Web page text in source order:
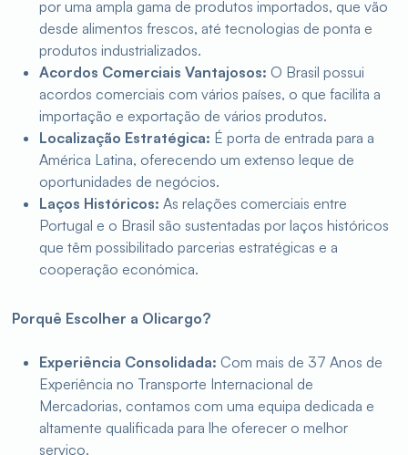
por uma ampla gama de produtos importados, que vão
desde alimentos frescos, até tecnologias de ponta e
produtos industrializados.
Acordos Comerciais Vantajosos: O Brasil possui
acordos comerciais com vários países, o que facilita a
importação e exportação de vários produtos.
Localização Estratégica: É porta de entrada para a
América Latina, oferecendo um extenso leque de
oportunidades de negócios.
Laços Históricos: As relações comerciais entre
Portugal e o Brasil são sustentadas por laços históricos
que têm possibilitado parcerias estratégicas e a
cooperação económica.
Porquê Escolher a Olicargo?
Experiência Consolidada: Com mais de 37 Anos de
Experiência no Transporte Internacional de
Mercadorias, contamos com uma equipa dedicada e
altamente qualificada para lhe oferecer o melhor
serviço.